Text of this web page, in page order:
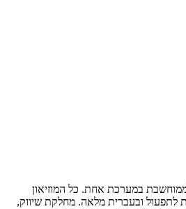
במערכת אחת. כל המוזיאון
ובעברית מלאה. מחלקת שיווק,